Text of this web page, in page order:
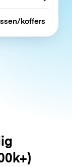
of bags koffers